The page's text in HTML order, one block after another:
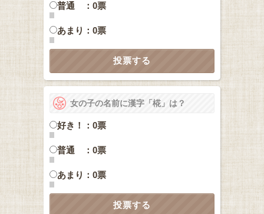
普通 ：0票
あまり：0票
女の子の名前に漢字「椛」は？
好き！：0票
普通 ：0票
あまり：0票